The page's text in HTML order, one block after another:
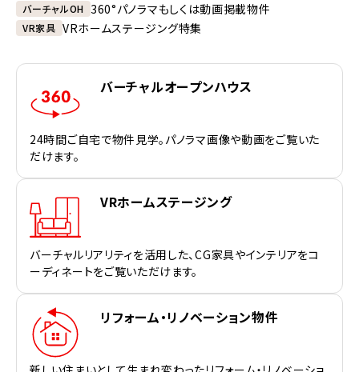
バーチャルOH 360°パノラマもしくは動画掲載物件
VR家具 VRホームステージング特集
バーチャルオープンハウス
24時間ご自宅で物件見学。パノラマ画像や動画をご覧いた
だけます。
VRホームステージング
バーチャルリアリティを活用した、CG家具やインテリアをコ
ーディネートをご覧いただけます。
リフォーム・リノベーション物件